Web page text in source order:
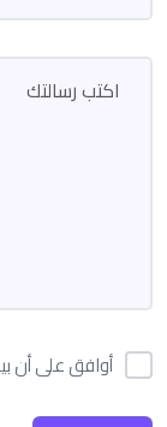
أوافق على أن